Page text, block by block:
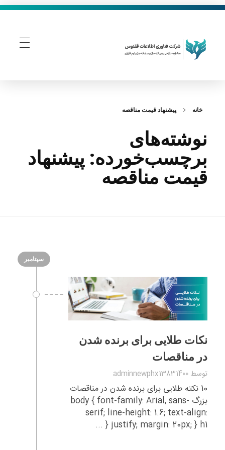
خانه پیشنهاد قیمت مناقصه
نوشته‌های
برچسب‌خورده: پیشنهاد
قیمت مناقصه
سپتامبر
نکات طلایی برای برنده شدن
در مناقصات
توسط adminnewphx13831400
10 نکته طلایی برای برنده شدن در مناقصات
بزرگ body { font-family: Arial, sans-
serif; line-height: 1.6; text-align:
justify; margin: 20px; } h1 { ...